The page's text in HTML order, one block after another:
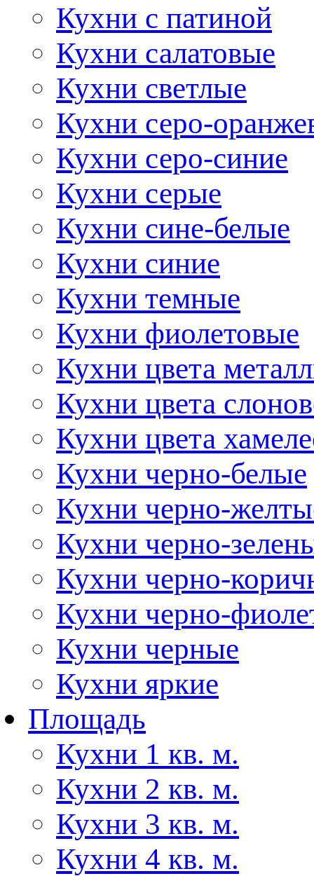
Кухни с патиной
Кухни салатовые
Кухни светлые
Кухни серо-
Кухни серо-синие
Кухни серые
Кухни сине-белые
Кухни синие
Кухни темные
Кухни фиолетовые
Кухни цвета
Кухни цвета
Кухни цвета
Кухни черно-белые
Кухни черно-
Кухни черно-
Кухни черно-
Кухни черно-
Кухни черные
Кухни яркие
Площадь
Кухни 1 кв. м.
Кухни 2 кв. м.
Кухни 3 кв. м.
Кухни 4 кв. м.